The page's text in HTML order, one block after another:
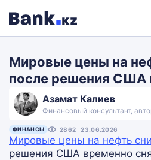
Мировые цены на
после решения США
Азамат Калиев
Финансовый консультант,
ФИНАНСЫ 2862 23.06.2026
Мировые цены на нефть
решения США временно